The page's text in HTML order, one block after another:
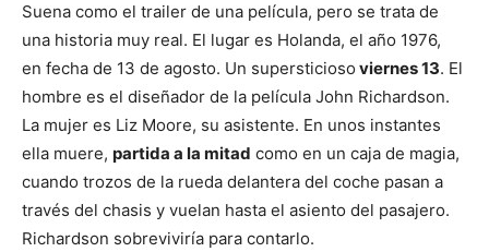
Suena como el trailer de una película, pero se trata de
una historia muy real. El lugar es Holanda, el año 1976,
en fecha de 13 de agosto. Un supersticioso viernes 13. El
hombre es el diseñador de la película John Richardson.
La mujer es Liz Moore, su asistente. En unos instantes
ella muere, partida a la mitad como en un caja de magia,
cuando trozos de la rueda delantera del coche pasan a
través del chasis y vuelan hasta el asiento del pasajero.
Richardson sobreviviría para contarlo.